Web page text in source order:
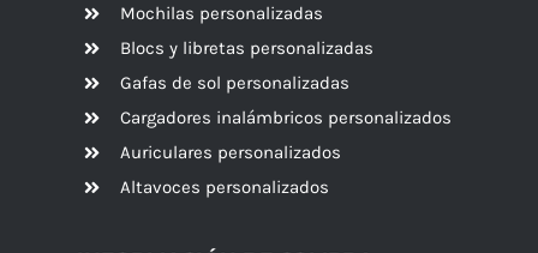
Mochilas personalizadas
Blocs y libretas personalizadas
Gafas de sol personalizadas
Cargadores inalámbricos personalizados
Auriculares personalizados
Altavoces personalizados